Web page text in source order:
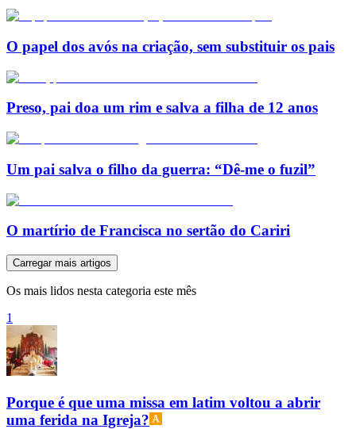
O papel dos avós na criação, sem substituir os pais
Preso, pai doa um rim e salva a filha de 12 anos
Um pai salva o filho da guerra: “Dê-me o fuzil”
O martírio de Francisca no sertão do Cariri
Carregar mais artigos
Os mais lidos nesta categoria este mês
1
Porque é que uma missa em latim voltou a abrir
uma ferida na Igreja?